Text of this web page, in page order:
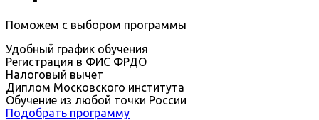
Поможем с выбором программы
Удобный график обучения
Регистрация в ФИС ФРДО
Налоговый вычет
Диплом Московского института
Обучение из любой точки России
Подобрать программу